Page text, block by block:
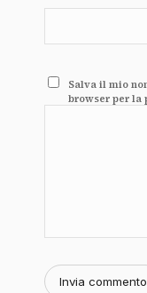
Salva il mio
browser per la